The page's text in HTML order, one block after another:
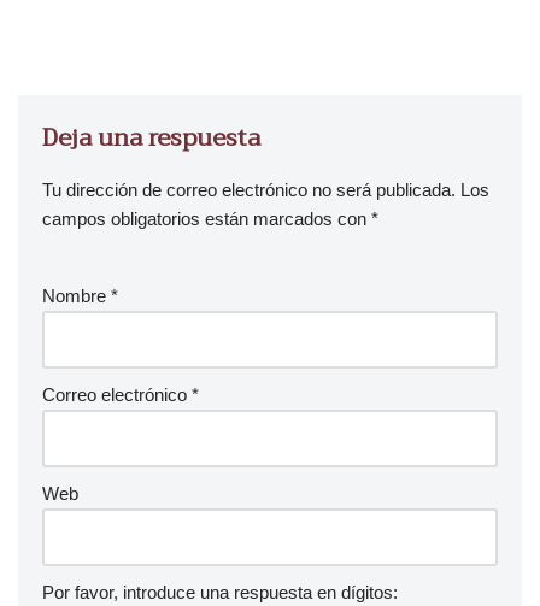
Deja una respuesta
Tu dirección de correo electrónico no será publicada. Los
campos obligatorios están marcados con *
Nombre *
Correo electrónico *
Web
Por favor, introduce una respuesta en dígitos: